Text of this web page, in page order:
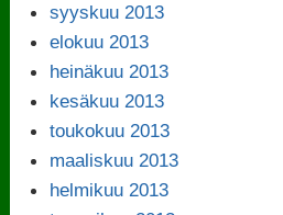
syyskuu 2013
elokuu 2013
heinäkuu 2013
kesäkuu 2013
toukokuu 2013
maaliskuu 2013
helmikuu 2013